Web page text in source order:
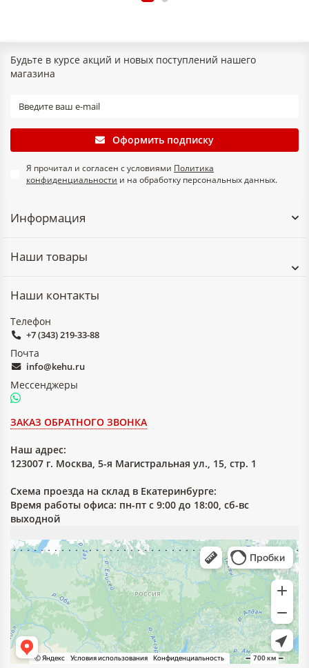
Будьте в курсе акций и новых поступлений нашего
магазина
Оформить подписку
Я прочитал и согласен с условиями Политика
конфиденциальности и на обработку персональных данных.
Информация
Наши товары
Наши контакты
Телефон
+7 (343) 219-33-88
Почта
info@kehu.ru
Мессенджеры
ЗАКАЗ ОБРАТНОГО ЗВОНКА
Наш адрес:
123007 г. Москва, 5-я Магистральная ул., 15, стр. 1
Схема проезда на склад в Екатеринбурге:
Время работы офиса: пн-пт с 9:00 до 18:00, сб-вс
выходной